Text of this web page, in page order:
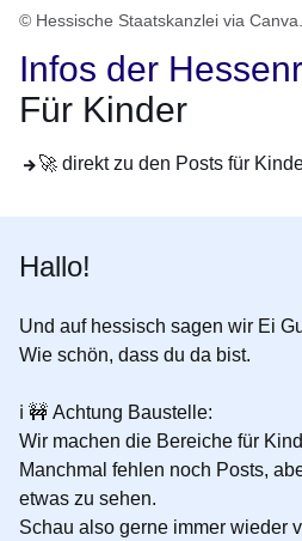
© Hessische Staatskanzlei via
Infos der
Für Kinder
🚀 direkt zu den Posts für
Hallo!
Und auf hessisch sagen wir Ei
Wie schön, dass du da bist.
ℹ️ 🚧 Achtung Baustelle:
Wir machen die Bereiche für
Manchmal fehlen noch Posts,
etwas zu sehen.
Schau also gerne immer wieder